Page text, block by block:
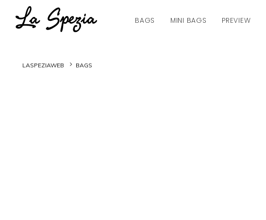
BAGS MINI BAGS PREVIEW
LASPEZIAWEB BAGS